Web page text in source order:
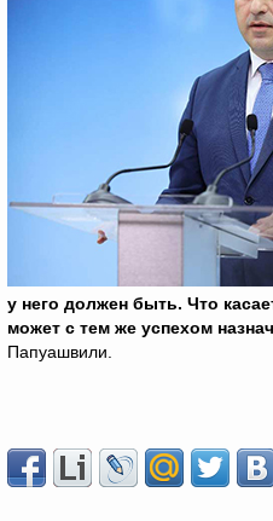
у него должен быть. Что
может с тем же успехом
Папуашвили.